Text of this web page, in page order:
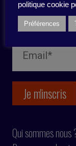
Qui sommes nous
politique cookie
Préférences